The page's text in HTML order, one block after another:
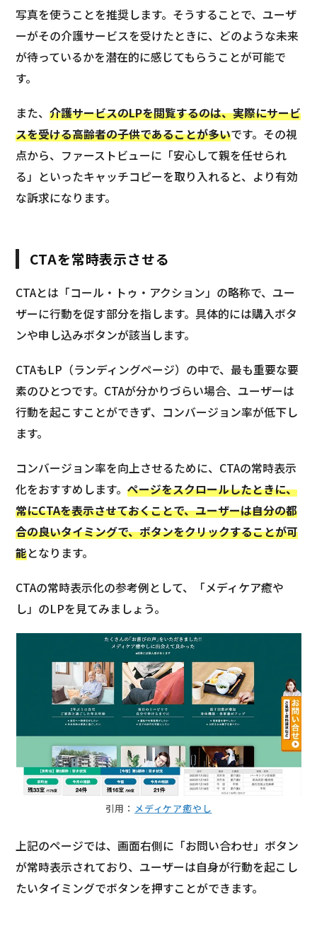
写真を使うことを推奨します。そうすることで、ユーザ
ーがその介護サービスを受けたときに、どのような未来
が待っているかを潜在的に感じてもらうことが可能で
す。
また、介護サービスのLPを閲覧するのは、実際にサービ
スを受ける高齢者の子供であることが多いです。その視
点から、ファーストビューに「安心して親を任せられ
る」といったキャッチコピーを取り入れると、より有効
な訴求になります。
CTAを常時表示させる
CTAとは「コール・トゥ・アクション」の略称で、ユー
ザーに行動を促す部分を指します。具体的には購入ボタ
ンや申し込みボタンが該当します。
CTAもLP（ランディングページ）の中で、最も重要な要
素のひとつです。CTAが分かりづらい場合、ユーザーは
行動を起こすことができず、コンバージョン率が低下し
ます。
コンバージョン率を向上させるために、CTAの常時表示
化をおすすめします。ページをスクロールしたときに、
常にCTAを表示させておくことで、ユーザーは自分の都
合の良いタイミングで、ボタンをクリックすることが可
能となります。
CTAの常時表示化の参考例として、「メディケア癒や
し」のLPを見てみましょう。
引用： メディケア癒やし
上記のページでは、画面右側に「お問い合わせ」ボタン
が常時表示されており、ユーザーは自身が行動を起こし
たいタイミングでボタンを押すことができます。